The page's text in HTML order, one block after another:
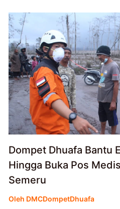
Dompet Dhuafa Bantu
Hingga Buka Pos
Semeru
Oleh DMCDompetDhuafa